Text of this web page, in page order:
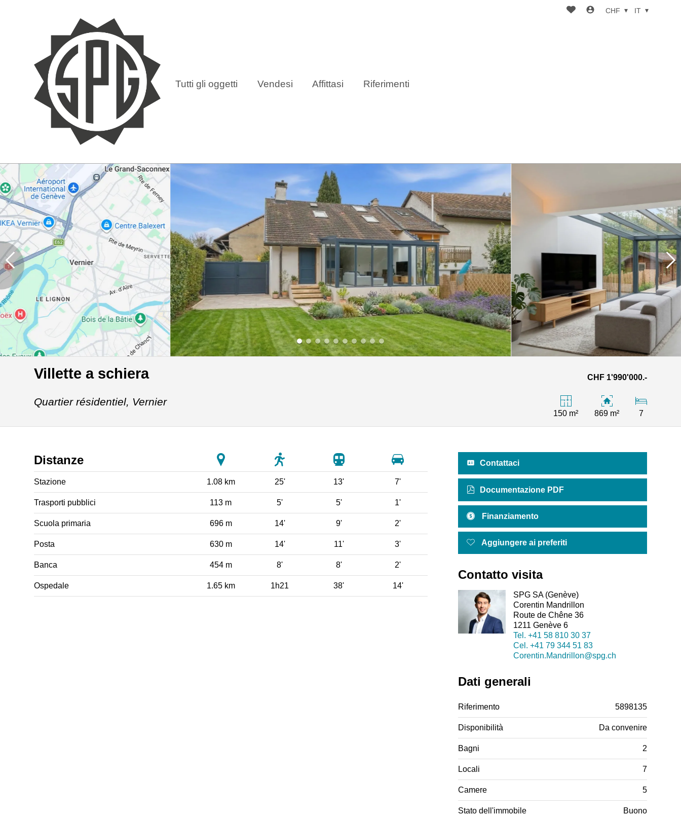
Tutti gli oggetti Vendesi Affittasi Riferimenti
CHF IT
Villette a schiera CHF 1'990'000.-
Quartier résidentiel, Vernier
150 m² 869 m² 7
Distanze
Stazione 1.08 km 25' 13' 7'
Trasporti pubblici 113 m 5' 5' 1'
Scuola primaria 696 m 14' 9' 2'
Posta 630 m 14' 11' 3'
Banca 454 m 8' 8' 2'
Ospedale 1.65 km 1h21 38' 14'
Contattaci
Documentazione PDF
Finanziamento
Aggiungere ai preferiti
Contatto visita
SPG SA (Genève)
Corentin Mandrillon
Route de Chêne 36
1211 Genève 6
Tel. +41 58 810 30 37
Cel. +41 79 344 51 83
Corentin.Mandrillon@spg.ch
Dati generali
Riferimento 5898135
Disponibilità Da convenire
Bagni 2
Locali 7
Camere 5
Stato dell'immobile Buono